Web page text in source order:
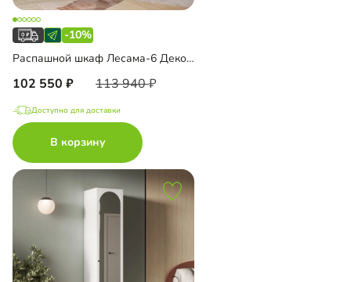
-10%
Распашной шкаф Лесама-6 Декор 4
102 550 113 940
Доступно для доставки
В корзину